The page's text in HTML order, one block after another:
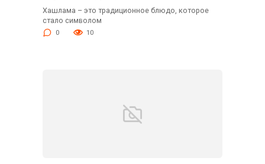
Хашлама – это традиционное блюдо, которое
стало символом
0 10